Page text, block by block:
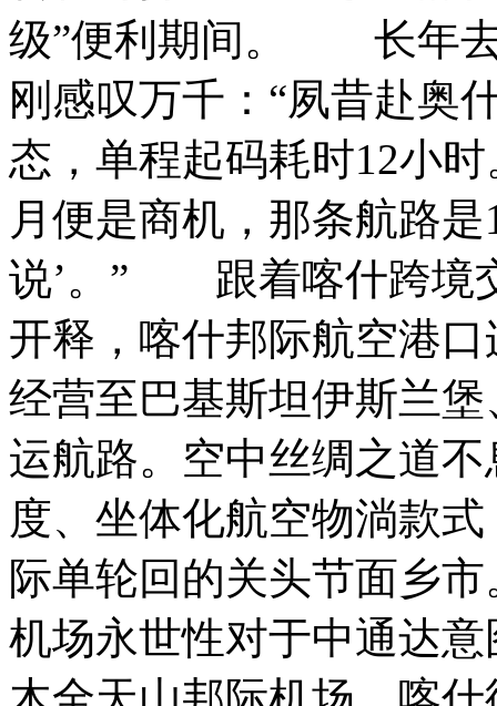
级”便利期间。
长年去
刚感叹万千：“夙昔赴奥
态，单程起码耗时12小
月便是商机，那条航路
说’。” 跟着喀什跨境
开释，喀什邦际航空港
经营至巴基斯坦伊斯兰
运航路。空中丝绸之道
度、坐体化航空物淌款
际单轮回的关头节面乡
机场永世性对于中通达